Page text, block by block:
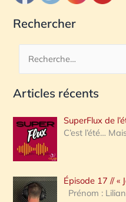
Rechercher
c
e
r
c
h
e
Articles récents
SuperFlux de
C’est l’été…
Épisode 17 // «
Prénom :